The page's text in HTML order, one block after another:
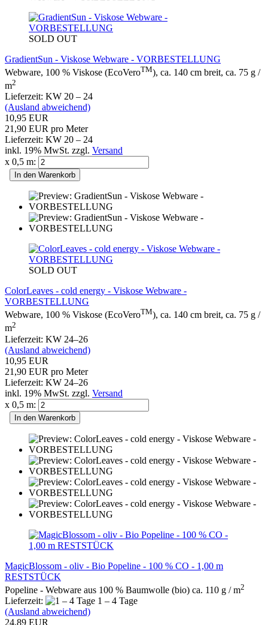
SOLD OUT
GradientSun - Viskose Webware - VORBESTELLUNG
Webware, 100 % Viskose (EcoVeroTM), ca. 140 cm breit, ca. 75 g /
m2
Lieferzeit: KW 20 – 24
(Ausland abweichend)
10,95 EUR
21,90 EUR pro Meter
Lieferzeit: KW 20 – 24
inkl. 19% MwSt. zzgl. Versand
x 0,5 m:
In den Warenkorb
SOLD OUT
ColorLeaves - cold energy - Viskose Webware -
VORBESTELLUNG
Webware, 100 % Viskose (EcoVeroTM), ca. 140 cm breit, ca. 75 g /
m2
Lieferzeit: KW 24–26
(Ausland abweichend)
10,95 EUR
21,90 EUR pro Meter
Lieferzeit: KW 24–26
inkl. 19% MwSt. zzgl. Versand
x 0,5 m:
In den Warenkorb
MagicBlossom - oliv - Bio Popeline - 100 % CO - 1,00 m
RESTSTÜCK
Popeline - Webware aus 100 % Baumwolle (bio) ca. 110 g / m2
Lieferzeit:
1 – 4 Tage
(Ausland abweichend)
24,89 EUR